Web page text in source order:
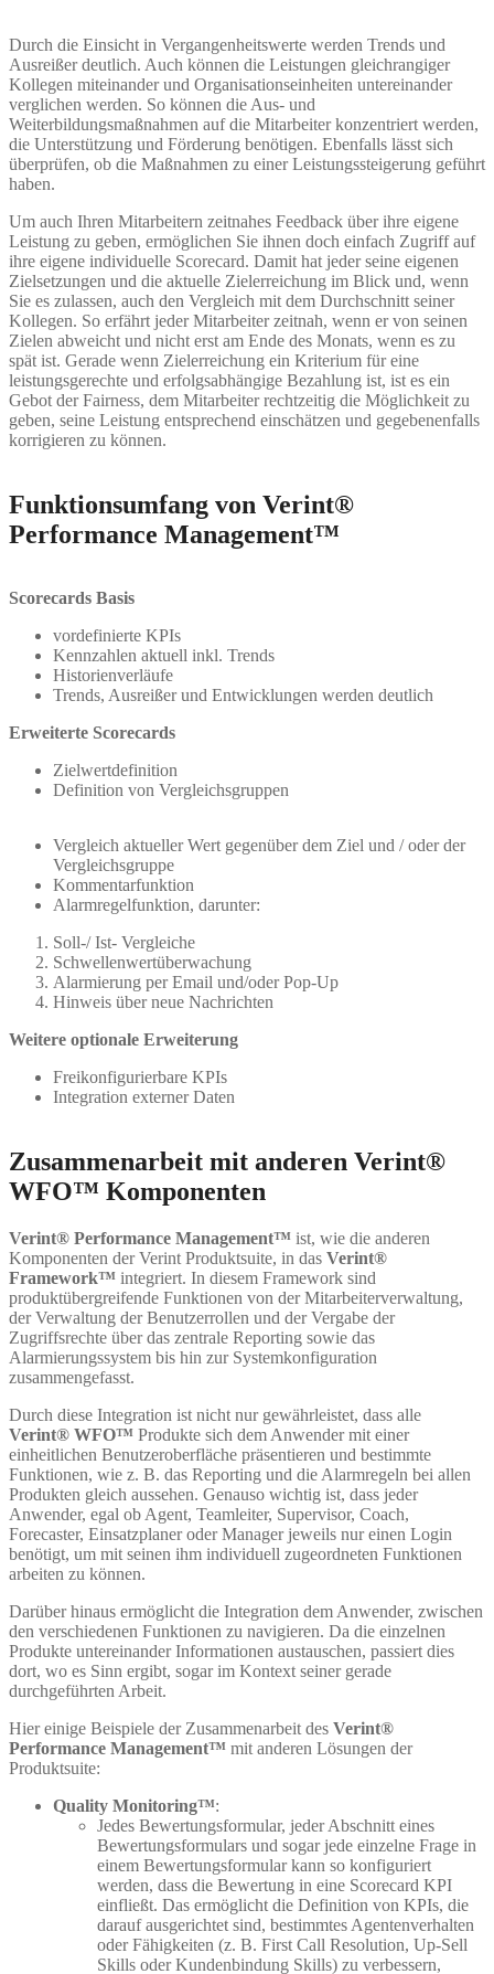
Durch die Einsicht in Vergangenheitswerte werden Trends und
Ausreißer deutlich. Auch können die Leistungen gleichrangiger
Kollegen miteinander und Organisationseinheiten untereinander
verglichen werden. So können die Aus- und
Weiterbildungsmaßnahmen auf die Mitarbeiter konzentriert werden,
die Unterstützung und Förderung benötigen. Ebenfalls lässt sich
überprüfen, ob die Maßnahmen zu einer Leistungssteigerung geführt
haben.
Um auch Ihren Mitarbeitern zeitnahes Feedback über ihre eigene
Leistung zu geben, ermöglichen Sie ihnen doch einfach Zugriff auf
ihre eigene individuelle Scorecard. Damit hat jeder seine eigenen
Zielsetzungen und die aktuelle Zielerreichung im Blick und, wenn
Sie es zulassen, auch den Vergleich mit dem Durchschnitt seiner
Kollegen. So erfährt jeder Mitarbeiter zeitnah, wenn er von seinen
Zielen abweicht und nicht erst am Ende des Monats, wenn es zu
spät ist. Gerade wenn Zielerreichung ein Kriterium für eine
leistungsgerechte und erfolgsabhängige Bezahlung ist, ist es ein
Gebot der Fairness, dem Mitarbeiter rechtzeitig die Möglichkeit zu
geben, seine Leistung entsprechend einschätzen und gegebenenfalls
korrigieren zu können.
Funktionsumfang von Verint®
Performance Management™
Scorecards Basis
vordefinierte KPIs
Kennzahlen aktuell inkl. Trends
Historienverläufe
Trends, Ausreißer und Entwicklungen werden deutlich
Erweiterte Scorecards
Zielwertdefinition
Definition von Vergleichsgruppen
Vergleich aktueller Wert gegenüber dem Ziel und / oder der
Vergleichsgruppe
Kommentarfunktion
Alarmregelfunktion, darunter:
Soll-/ Ist- Vergleiche
Schwellenwertüberwachung
Alarmierung per Email und/oder Pop-Up
Hinweis über neue Nachrichten
Weitere optionale Erweiterung
Freikonfigurierbare KPIs
Integration externer Daten
Zusammenarbeit mit anderen Verint®
WFO™ Komponenten
Verint® Performance Management™ ist, wie die anderen
Komponenten der Verint Produktsuite, in das Verint®
Framework™ integriert. In diesem Framework sind
produktübergreifende Funktionen von der Mitarbeiterverwaltung,
der Verwaltung der Benutzerrollen und der Vergabe der
Zugriffsrechte über das zentrale Reporting sowie das
Alarmierungssystem bis hin zur Systemkonfiguration
zusammengefasst.
Durch diese Integration ist nicht nur gewährleistet, dass alle
Verint® WFO™ Produkte sich dem Anwender mit einer
einheitlichen Benutzeroberfläche präsentieren und bestimmte
Funktionen, wie z. B. das Reporting und die Alarmregeln bei allen
Produkten gleich aussehen. Genauso wichtig ist, dass jeder
Anwender, egal ob Agent, Teamleiter, Supervisor, Coach,
Forecaster, Einsatzplaner oder Manager jeweils nur einen Login
benötigt, um mit seinen ihm individuell zugeordneten Funktionen
arbeiten zu können.
Darüber hinaus ermöglicht die Integration dem Anwender, zwischen
den verschiedenen Funktionen zu navigieren. Da die einzelnen
Produkte untereinander Informationen austauschen, passiert dies
dort, wo es Sinn ergibt, sogar im Kontext seiner gerade
durchgeführten Arbeit.
Hier einige Beispiele der Zusammenarbeit des Verint®
Performance Management™ mit anderen Lösungen der
Produktsuite:
Quality Monitoring™:
Jedes Bewertungsformular, jeder Abschnitt eines
Bewertungsformulars und sogar jede einzelne Frage in
einem Bewertungsformular kann so konfiguriert
werden, dass die Bewertung in eine Scorecard KPI
einfließt. Das ermöglicht die Definition von KPIs, die
darauf ausgerichtet sind, bestimmtes Agentenverhalten
oder Fähigkeiten (z. B. First Call Resolution, Up-Sell
Skills oder Kundenbindung Skills) zu verbessern,